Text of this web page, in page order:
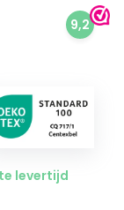
9,2
levertijd